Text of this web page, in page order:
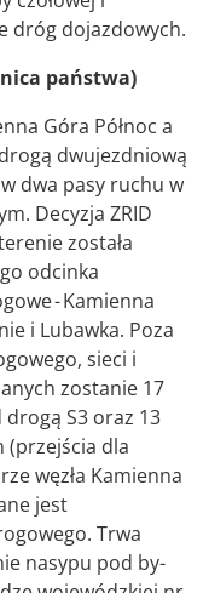
dróg dojazdowych.
państwa)
Góra Północ a
dwujezdniową
dwa pasy ruchu w
Decyzja ZRID
została
odcinka
- Kamienna
i Lubawka. Poza
sieci i
zostanie 17
S3 oraz 13
(przejścia dla
węzła Kamienna
jest
Trwa
nasypu pod by-